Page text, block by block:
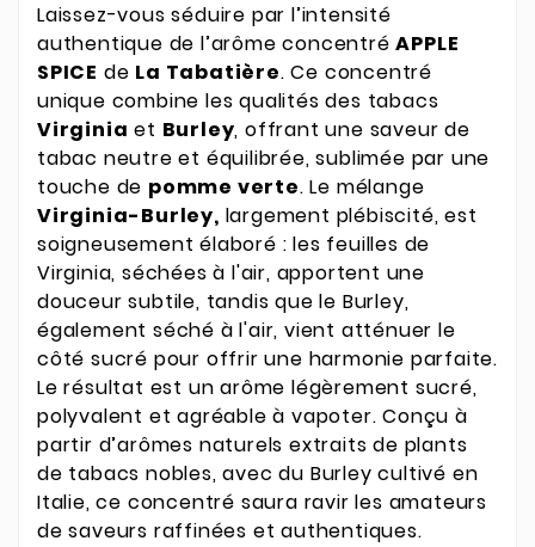
Laissez-vous séduire par l’intensité
authentique de l’arôme concentréAPPLE
SPICE de La Tabatière. Ce concentré
unique combine les qualités des tabacs
Virginia et Burley, offrant une saveur de
tabac neutre et équilibrée, sublimée par une
touche de pomme verte. Le mélange
Virginia-Burley, largement plébiscité, est
soigneusement élaboré : les feuilles de
Virginia, séchées à l'air, apportent une
douceur subtile, tandis que le Burley,
également séché à l'air, vient atténuer le
côté sucré pour offrir une harmonie parfaite.
Le résultat est un arôme légèrement sucré,
polyvalent et agréable à vapoter. Conçu à
partir d’arômes naturels extraits de plants
de tabacs nobles, avec du Burley cultivé en
Italie, ce concentré saura ravir les amateurs
de saveurs raffinées et authentiques.